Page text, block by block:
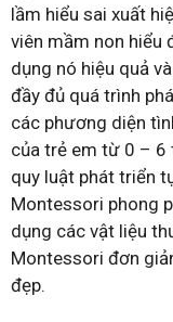
lầm hiểu sai xuất
viên mầm non hiểu
dụng nó hiệu quả
đầy đủ quá trình
các phương diện
của trẻ em từ 0 – 6
quy luật phát triển
Montessori phong
dụng các vật liệu
Montessori đơn
đẹp.